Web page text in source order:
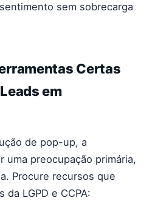
sem sobrecarga
Certas
em
de pop-up, a
uma preocupação primária,
Procure recursos que
LGPD e CCPA: